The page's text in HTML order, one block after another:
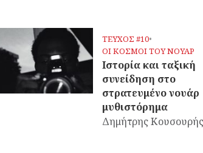
ΤΕΥΧΟΣ #10•
OΙ ΚΟΣΜΟΙ ΤΟΥ ΝΟΥΑΡ
Ιστορία και ταξική
συνείδηση στο
στρατευμένο νουάρ
μυθιστόρημα
Δημήτρης